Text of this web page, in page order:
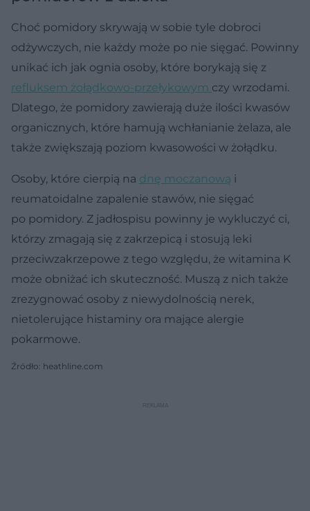
Choć pomidory skrywają w sobie tyle dobroci
odżywczych, nie każdy może po nie sięgać. Powinny
unikać ich jak ognia osoby, które borykają się z
refluksem żołądkowo-przełykowym czy wrzodami.
Dlatego, że pomidory zawierają duże ilości kwasów
organicznych, które hamują wchłanianie żelaza, ale
także zwiększają poziom kwasowości w żołądku.
Osoby, które cierpią na dnę moczanową i
reumatoidalne zapalenie stawów, nie sięgać
po pomidory. Z jadłospisu powinny je wykluczyć ci,
którzy zmagają się z zakrzepicą i stosują leki
przeciwzakrzepowe z tego względu, że witamina K
może obniżać ich skuteczność. Muszą z nich także
zrezygnować osoby z niewydolnością nerek,
nietolerujące histaminy ora mające alergie
pokarmowe.
Źródło: heathline.com